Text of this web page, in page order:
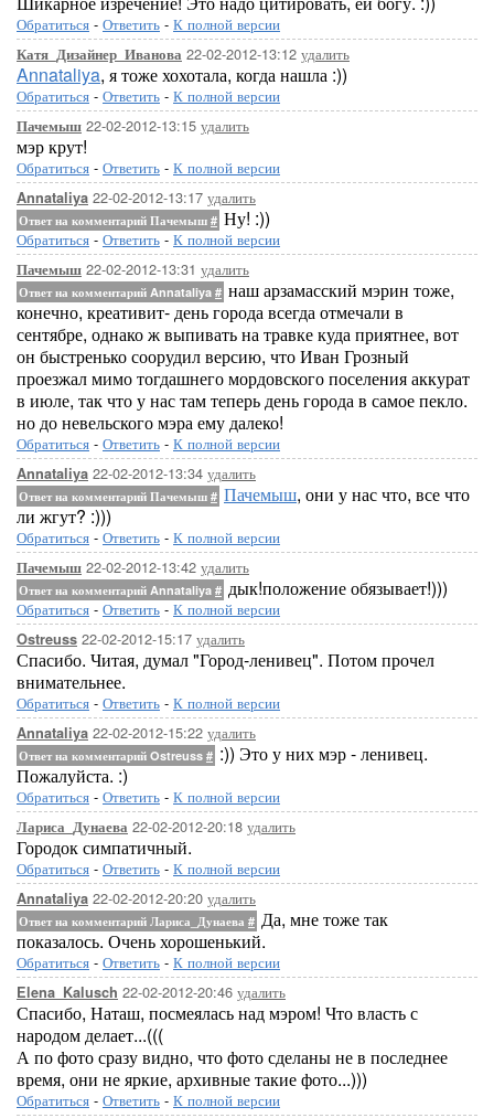
Обратиться - Ответить - К полной версии
Катя_Дизайнер_Иванова 22-02-2012-13:12 удалить
Annataliya, я тоже хохотала, когда нашла :))
Обратиться - Ответить - К полной версии
Пачемыш 22-02-2012-13:15 удалить
мэр крут!
Обратиться - Ответить - К полной версии
Annataliya 22-02-2012-13:17 удалить
Ответ на комментарий Пачемыш # Ну! :))
Обратиться - Ответить - К полной версии
Пачемыш 22-02-2012-13:31 удалить
Ответ на комментарий Annataliya # наш арзамасский мэрин тоже,
конечно, креативит- день города всегда отмечали в
сентябре, однако ж выпивать на травке куда приятнее, вот
он быстренько соорудил версию, что Иван Грозный
проезжал мимо тогдашнего мордовского поселения аккурат
в июле, так что у нас там теперь день города в самое пекло.
но до невельского мэра ему далеко!
Обратиться - Ответить - К полной версии
Annataliya 22-02-2012-13:34 удалить
Ответ на комментарий Пачемыш # Пачемыш, они у нас что, все что
ли жгут? :)))
Обратиться - Ответить - К полной версии
Пачемыш 22-02-2012-13:42 удалить
Ответ на комментарий Annataliya # дык!положение обязывает!)))
Обратиться - Ответить - К полной версии
Ostreuss 22-02-2012-15:17 удалить
Спасибо. Читая, думал "Город-ленивец". Потом прочел
внимательнее.
Обратиться - Ответить - К полной версии
Annataliya 22-02-2012-15:22 удалить
Ответ на комментарий Ostreuss # :)) Это у них мэр - ленивец.
Пожалуйста. :)
Обратиться - Ответить - К полной версии
Лариса_Дунаева 22-02-2012-20:18 удалить
Городок симпатичный.
Обратиться - Ответить - К полной версии
Annataliya 22-02-2012-20:20 удалить
Ответ на комментарий Лариса_Дунаева # Да, мне тоже так
показалось. Очень хорошенький.
Обратиться - Ответить - К полной версии
Elena_Kalusch 22-02-2012-20:46 удалить
Спасибо, Наташ, посмеялась над мэром! Что власть с
народом делает...(((
А по фото сразу видно, что фото сделаны не в последнее
время, они не яркие, архивные такие фото...)))
Обратиться - Ответить - К полной версии